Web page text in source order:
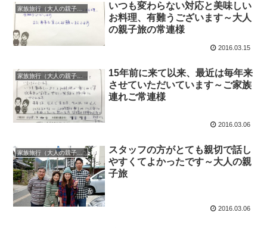
家族旅行（大人の親子旅）
いつも変わらない対応と美味しい
お料理、有難うございます～大人
の親子旅の常連様
2016.03.15
家族旅行（大人の親子旅）
15年前に来て以来、最近は毎年来
させていただいています～ご家族
連れご常連様
2016.03.06
家族旅行（大人の親子旅）
スタッフの方がとても親切で話し
やすくてよかったです～大人の親
子旅
2016.03.06